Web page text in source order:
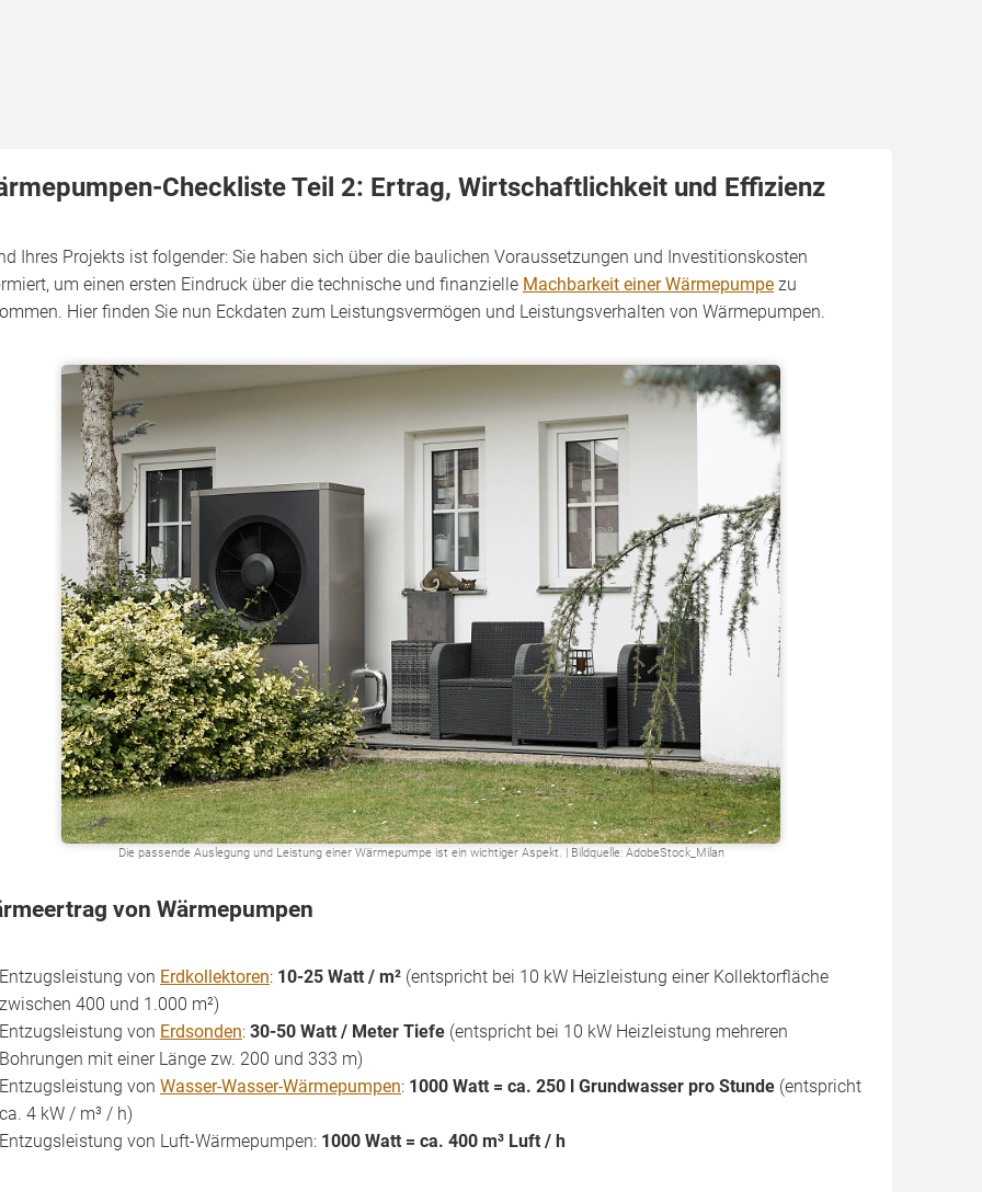
Checkliste Teil 2: Ertrag, Wirtschaftlichkeit und Effizienz
Ihres Projekts ist folgender: Sie haben sich über die baulichen Voraussetzungen und Investitionskosten
um einen ersten Eindruck über die technische und finanzielle Machbarkeit einer Wärmepumpe zu
Hier finden Sie nun Eckdaten zum Leistungsvermögen und Leistungsverhalten von Wärmepumpen.
Die passende Auslegung und Leistung einer Wärmepumpe ist ein wichtiger Aspekt. | Bildquelle: AdobeStock_Milan
von Wärmepumpen
Entzugsleistung von Erdkollektoren: 10-25 Watt / m² (entspricht bei 10 kW Heizleistung einer Kollektorfläche
zwischen 400 und 1.000 m²)
Entzugsleistung von Erdsonden: 30-50 Watt / Meter Tiefe (entspricht bei 10 kW Heizleistung mehreren
Bohrungen mit einer Länge zw. 200 und 333 m)
Entzugsleistung von Wasser-Wasser-Wärmepumpen: 1000 Watt = ca. 250 l Grundwasser pro Stunde (entspricht
ca. 4 kW / m³ / h)
Entzugsleistung von Luft-Wärmepumpen: 1000 Watt = ca. 400 m³ Luft / h